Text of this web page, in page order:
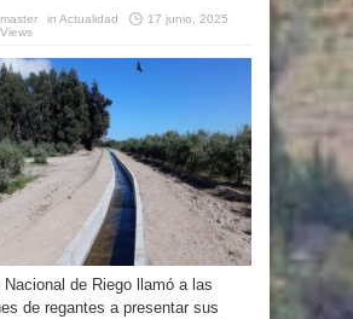
in Actualidad
17 junio, 2025
Nacional de Riego llamó a las
de regantes a presentar sus